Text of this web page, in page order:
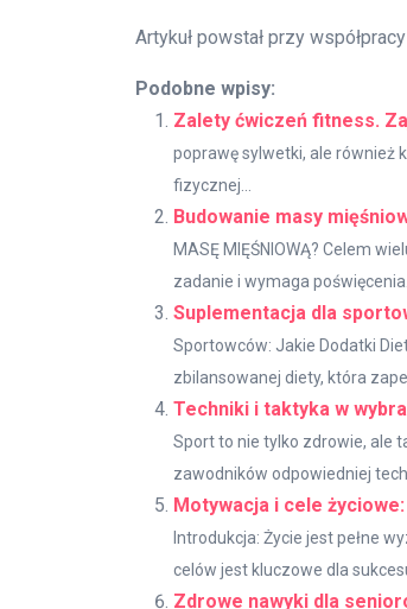
Artykuł powstał przy
Podobne wpisy:
Zalety ćwiczeń fitness.
poprawę sylwetki, ale również
fizycznej...
Budowanie masy
MASĘ MIĘŚNIOWĄ? Celem
zadanie i wymaga poświęcenia...
Suplementacja dla
Sportowców: Jakie Dodatki
zbilansowanej diety, która
Techniki i taktyka w
Sport to nie tylko zdrowie, ale
zawodników odpowiedniej
Motywacja i cele
Introdukcja: Życie jest pełne
celów jest kluczowe dla sukcesu
Zdrowe nawyki dla